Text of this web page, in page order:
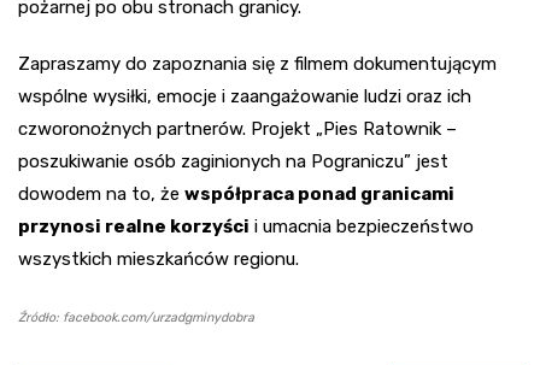
pożarnej po obu stronach granicy.
Zapraszamy do zapoznania się z filmem dokumentującym
wspólne wysiłki, emocje i zaangażowanie ludzi oraz ich
czworonożnych partnerów. Projekt „Pies Ratownik –
poszukiwanie osób zaginionych na Pograniczu” jest
dowodem na to, że współpraca ponad granicami
przynosi realne korzyści i umacnia bezpieczeństwo
wszystkich mieszkańców regionu.
Źródło: facebook.com/urzadgminydobra